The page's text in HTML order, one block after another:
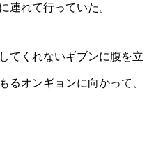
連れて行っていた。
てくれないギブンに腹を立
るオンギョンに向かって、